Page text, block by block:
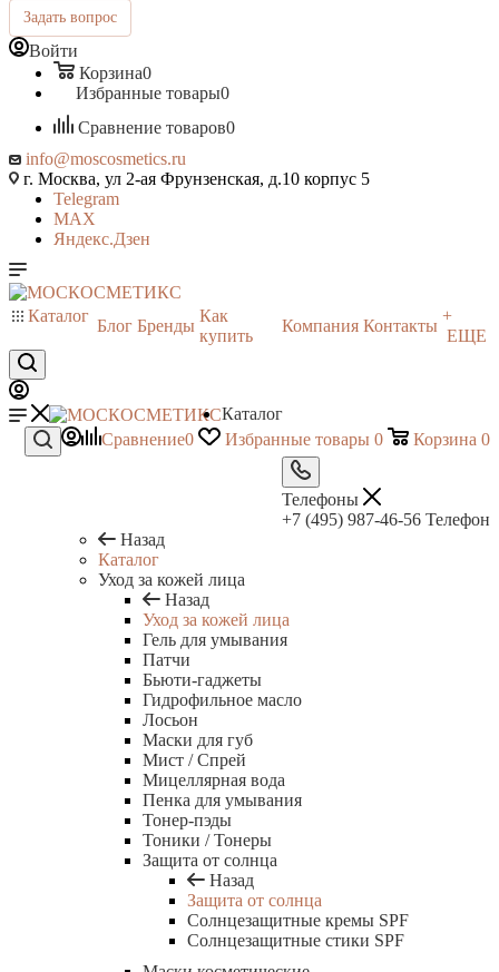
Задать вопрос
Войти
Корзина0
Избранные товары0
Сравнение товаров0
info@moscosmetics.ru
г. Москва, ул 2-ая Фрунзенская, д.10 корпус 5
Telegram
MAX
Яндекс.Дзен
Каталог
Блог Бренды
Как
купить
Компания Контакты
+
ЕЩЕ
Сравнение0 Избранные товары 0 Корзина 0
Телефоны
+7 (495) 987-46-56 Телефон
Каталог
Назад
Каталог
Уход за кожей лица
Назад
Уход за кожей лица
Гель для умывания
Патчи
Бьюти-гаджеты
Гидрофильное масло
Лосьон
Маски для губ
Мист / Спрей
Мицеллярная вода
Пенка для умывания
Тонер-пэды
Тоники / Тонеры
Защита от солнца
Назад
Защита от солнца
Солнцезащитные кремы SPF
Солнцезащитные стики SPF